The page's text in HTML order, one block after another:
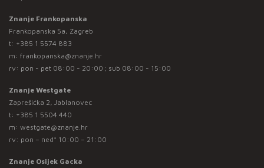
Znanje Frankopanska
Frankopanska 5a, Zagreb
t: +385 1 5574 883
m: frankopanska@znanje.hr
rv: pon - pet 08:00 - 20:00 ; sub 08:00 - 15:00
Znanje Westgate
Zaprešićka 2, Jablanovec
t: +385 1 5504 440
m: westgate@znanje.hr
rv: pon – ned* 10:00 – 21:00
Znanje Osijek Gacka